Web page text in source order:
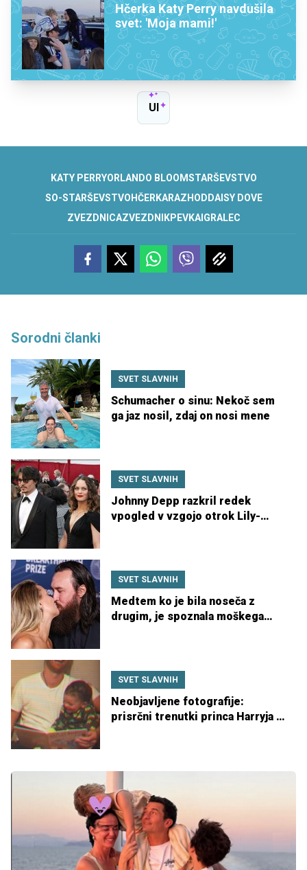
Hčerka Katy Perry navdušila
svet: 'Moja mami!'
UI
KATY PERRYORLANDO BLOOMSTARŠEVSTVO
SO-STARŠEVSTVOHČERKARAZHODDAISY DOVE
ZVEZDNICAZVEZDNIKPEVKAIGRALEC
Sorodni članki
SVET SLAVNIH
Schumacher o sinu: Nekoč sem
ga jaz nosil, zdaj on nosi mene
SVET SLAVNIH
Johnny Depp razkril redek
vpogled v vzgojo otrok Lily-
SVET SLAVNIH
Medtem ko je bila noseča z
drugim, je spoznala moškega
SVET SLAVNIH
Neobjavljene fotografije:
prisrčni trenutki princa Harryja z